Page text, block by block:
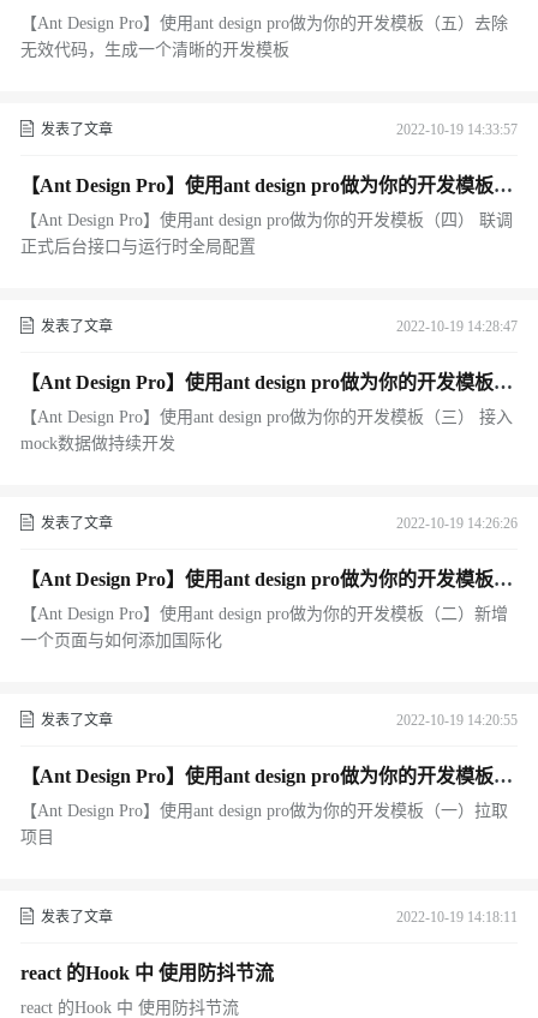
（五）去除无效代码，生成一个清晰的开发模板
【Ant Design Pro】使用ant design pro做为你的开发模板（五）去除
无效代码，生成一个清晰的开发模板
发表了文章 2022-10-19 14:33:57
【Ant Design Pro】使用ant design pro做为你的开发模板
（四） 联调正式后台接口与运行时全局配置
【Ant Design Pro】使用ant design pro做为你的开发模板（四） 联调
正式后台接口与运行时全局配置
发表了文章 2022-10-19 14:28:47
【Ant Design Pro】使用ant design pro做为你的开发模板
（三） 接入mock数据做持续开发
【Ant Design Pro】使用ant design pro做为你的开发模板（三） 接入
mock数据做持续开发
发表了文章 2022-10-19 14:26:26
【Ant Design Pro】使用ant design pro做为你的开发模板
（二）新增一个页面与如何添加国际化
【Ant Design Pro】使用ant design pro做为你的开发模板（二）新增
一个页面与如何添加国际化
发表了文章 2022-10-19 14:20:55
【Ant Design Pro】使用ant design pro做为你的开发模板
（一）拉取项目
【Ant Design Pro】使用ant design pro做为你的开发模板（一）拉取
项目
发表了文章 2022-10-19 14:18:11
react 的Hook 中 使用防抖节流
react 的Hook 中 使用防抖节流